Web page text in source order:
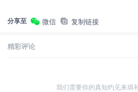
分享至 微信 复制链接
精彩评论
我们需要你的真知灼见来填